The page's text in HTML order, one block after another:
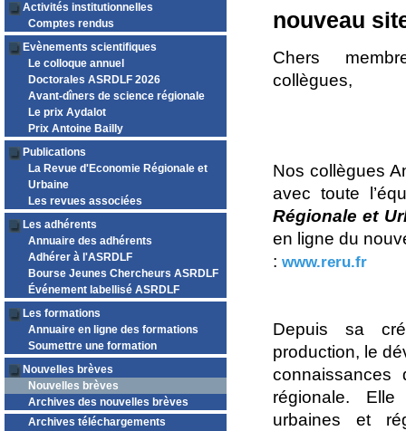
Activités institutionnelles
Comptes rendus
Evènements scientifiques
Le colloque annuel
Doctorales ASRDLF 2026
Avant-dîners de science régionale
Le prix Aydalot
Prix Antoine Bailly
Publications
La Revue d'Economie Régionale et
Urbaine
Les revues associées
Les adhérents
Annuaire des adhérents
Adhérer à l'ASRDLF
Bourse Jeunes Chercheurs ASRDLF
Événement labellisé ASRDLF
Les formations
Annuaire en ligne des formations
Soumettre une formation
Nouvelles brèves
Nouvelles brèves
Archives des nouvelles brèves
Archives téléchargements
nouveau
Chers
collègues,
Nos collègues
avec toute
Régionale et
en ligne du
: www.reru.fr
Depuis sa
production, le
régionale.
urbaines et